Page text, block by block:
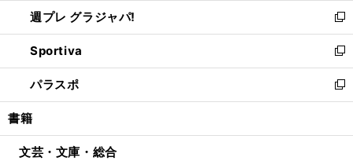
く
で
開
く
ィ
ン
ド
ウ
で
開
し
い
ウ
ィ
ン
ド
ウ
開
週プレ グラジャパ!
新
し
い
ウ
ィ
ン
ウ
Sportiva
新
し
い
ウ
ン
パラスポ
新
し
ウ
書籍
文芸・文庫・総合